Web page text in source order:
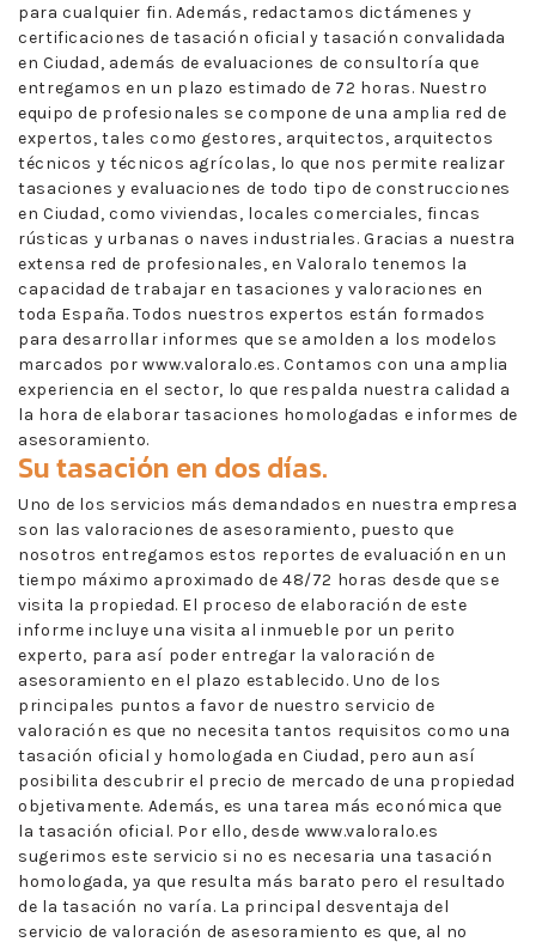
para cualquier fin. Además, redactamos dictámenes y
certificaciones de tasación oficial y tasación convalidada
en Ciudad, además de evaluaciones de consultoría que
entregamos en un plazo estimado de 72 horas. Nuestro
equipo de profesionales se compone de una amplia red de
expertos, tales como gestores, arquitectos, arquitectos
técnicos y técnicos agrícolas, lo que nos permite realizar
tasaciones y evaluaciones de todo tipo de construcciones
en Ciudad, como viviendas, locales comerciales, fincas
rústicas y urbanas o naves industriales. Gracias a nuestra
extensa red de profesionales, en Valoralo tenemos la
capacidad de trabajar en tasaciones y valoraciones en
toda España. Todos nuestros expertos están formados
para desarrollar informes que se amolden a los modelos
marcados por www.valoralo.es. Contamos con una amplia
experiencia en el sector, lo que respalda nuestra calidad a
la hora de elaborar tasaciones homologadas e informes de
asesoramiento.
Su tasación en dos días.
Uno de los servicios más demandados en nuestra empresa
son las valoraciones de asesoramiento, puesto que
nosotros entregamos estos reportes de evaluación en un
tiempo máximo aproximado de 48/72 horas desde que se
visita la propiedad. El proceso de elaboración de este
informe incluye una visita al inmueble por un perito
experto, para así poder entregar la valoración de
asesoramiento en el plazo establecido. Uno de los
principales puntos a favor de nuestro servicio de
valoración es que no necesita tantos requisitos como una
tasación oficial y homologada en Ciudad, pero aun así
posibilita descubrir el precio de mercado de una propiedad
objetivamente. Además, es una tarea más económica que
la tasación oficial. Por ello, desde www.valoralo.es
sugerimos este servicio si no es necesaria una tasación
homologada, ya que resulta más barato pero el resultado
de la tasación no varía. La principal desventaja del
servicio de valoración de asesoramiento es que, al no